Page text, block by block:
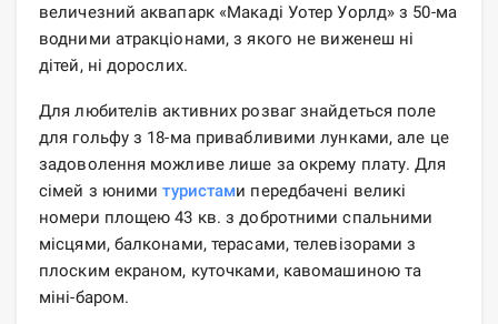
величезний аквапарк «Макаді Уотер Уорлд» з 50-ма
водними атракціонами, з якого не виженеш ні
дітей, ні дорослих.
Для любителів активних розваг знайдеться поле
для гольфу з 18-ма привабливими лунками, але це
задоволення можливе лише за окрему плату. Для
сімей з юнимитуристами передбачені великі
номери площею 43 кв. з добротними спальними
місцями, балконами, терасами, телевізорами з
плоским екраном, куточками, кавомашиною та
міні-баром.